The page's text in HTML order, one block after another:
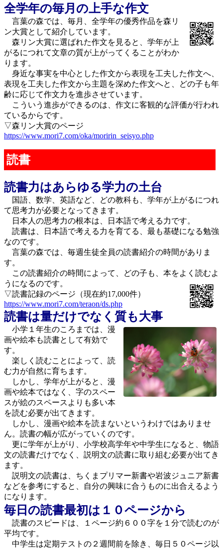
全学年の毎月の上手な作文
言葉の森では、毎月、全学年の優秀作品を森リ
ン大賞として紹介しています。
森リン大賞に選ばれた作文を見ると、学年が上
がるにつれて文章の質が上がってくることがわか
ります。
身近な事実を中心とした作文から表現を工夫した作文へ、
表現を工夫した作文から主題を深めた作文へと、どの子も年
齢に応じて作文力を進歩させています。
こういう進歩ができるのは、作文に客観的な評価が行われ
ているからです。
▽森リン大賞のページ
https://www.mori7.com/oka/moririn_seisyo.php
読書
読書力はあらゆる学力の土台
国語、数学、英語など、どの教科も、学年が上がるにつれ
て思考力が必要となってきます。
日本人の思考力の根本は、日本語で考える力です。
読書は、日本語で考える力を育てる、最も基礎になる勉強
なのです。
言葉の森では、毎週生徒全員の読書紹介の時間がありま
す。
この読書紹介の時間によって、どの子も、本をよく読むよ
うになるのです。
▽読書記録のページ（現在約17,000件）
https://www.mori7.com/teraon/ds.php
読書は量だけでなく質も大事
小学１年生のころまでは、漫
画や絵本も読書として有効で
す。
楽しく読むことによって、読
む力が自然に育ちます。
しかし、学年が上がると、漫
画や絵本ではなく、字のスペー
スが絵のスペースよりも多い本
を読む必要が出てきます。
しかし、漫画や絵本を読まないというわけではありませ
ん。読書の幅が広がっていくのです。
更に学年が上がり、小学校高学年や中学生になると、物語
文の読書だけでなく、説明文の読書に取り組む必要が出てき
ます。
説明文の読書は、ちくまプリマー新書や岩波ジュニア新書
などを参考にすると、自分の興味に合うものに出合えるよう
になります。
毎日の読書最初は１０ページから
読書のスピードは、１ページ約６００字を１分で読むのが
平均です。
中学生は定期テストの２週間前を除き、毎日５０ページ以